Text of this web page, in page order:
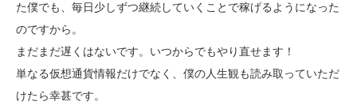
た僕でも、毎日少しずつ継続していくことで稼げるようになった
のですから。
まだまだ遅くはないです。いつからでもやり直せます！
単なる仮想通貨情報だけでなく、僕の人生観も読み取っていただ
けたら幸甚です。